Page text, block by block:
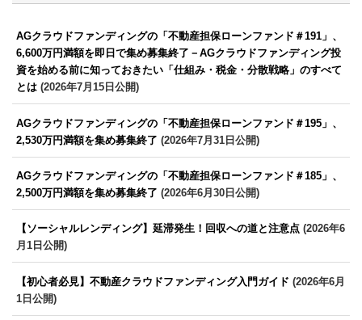
AGクラウドファンディングの「不動産担保ローンファンド＃191」、
6,600万円満額を即日で集め募集終了－AGクラウドファンディング投
資を始める前に知っておきたい「仕組み・税金・分散戦略」のすべて
とは (2026年7月15日公開)
AGクラウドファンディングの「不動産担保ローンファンド＃195」、
2,530万円満額を集め募集終了 (2026年7月31日公開)
AGクラウドファンディングの「不動産担保ローンファンド＃185」、
2,500万円満額を集め募集終了 (2026年6月30日公開)
【ソーシャルレンディング】延滞発生！回収への道と注意点 (2026年6
月1日公開)
【初心者必見】不動産クラウドファンディング入門ガイド (2026年6月
1日公開)